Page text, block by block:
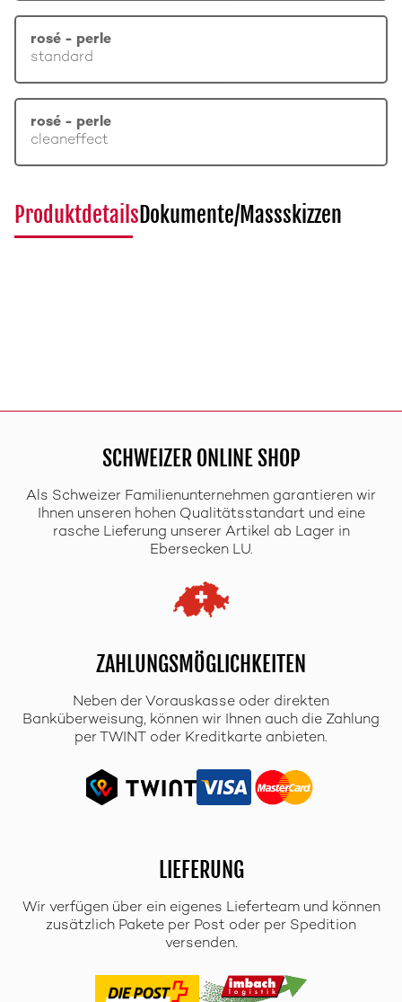
rosé - perle
standard
rosé - perle
cleaneffect
ProduktdetailsDokumente/Massskizzen
SCHWEIZER ONLINE SHOP
Als Schweizer Familienunternehmen garantieren wir
Ihnen unseren hohen Qualitätsstandart und eine
rasche Lieferung unserer Artikel ab Lager in
Ebersecken LU.
ZAHLUNGSMÖGLICHKEITEN
Neben der Vorauskasse oder direkten
Banküberweisung, können wir Ihnen auch die Zahlung
per TWINT oder Kreditkarte anbieten.
LIEFERUNG
Wir verfügen über ein eigenes Lieferteam und können
zusätzlich Pakete per Post oder per Spedition
versenden.